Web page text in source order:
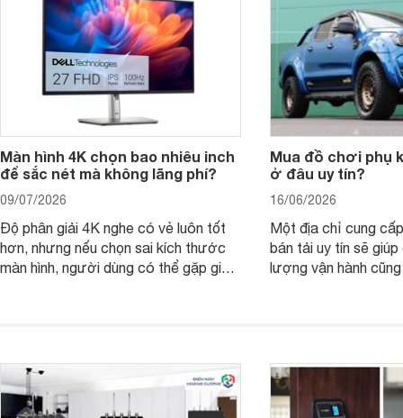
Màn hình 4K chọn bao nhiêu inch
để sắc nét mà không lãng phí?
09/07/2026
Độ phân giải 4K nghe có vẻ luôn tốt
hơn, nhưng nếu chọn sai kích thước
màn hình, người dùng có thể gặp giao
Mua đồ chơi phụ
ở đâu uy tín?
16/06/2026
Một địa chỉ cung
bán tải uy tín sẽ
lượng vận hành